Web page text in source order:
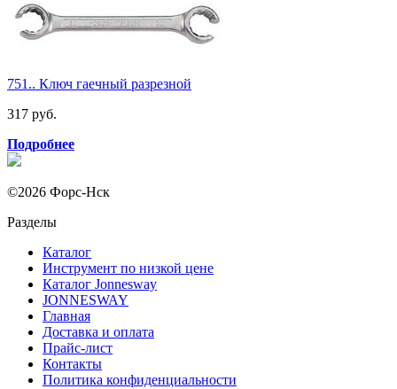
751.. Ключ гаечный разрезной
317 руб.
Подробнее
©2026 Форс-Нск
Разделы
Каталог
Инструмент по низкой цене
Каталог Jonnesway
JONNESWAY
Главная
Доставка и оплата
Прайс-лист
Контакты
Политика конфиденциальности